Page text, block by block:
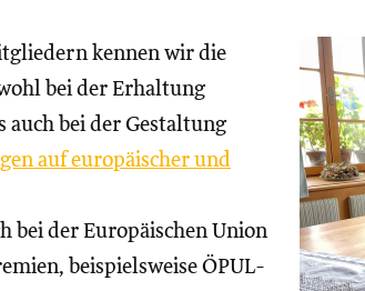
kennen wir die
bei der Erhaltung
bei der Gestaltung
auf europäischer und
bei der Europäischen Union
beispielsweise ÖPUL-